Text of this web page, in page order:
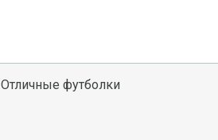
Отличные футболки